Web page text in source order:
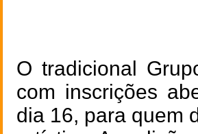
O tradicional
com inscrições
dia 16, para quem